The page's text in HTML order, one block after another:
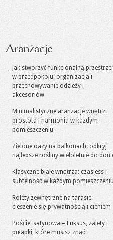
Aranżacje
Jak stworzyć funkcjonalną
w przedpokoju: organizacja i
przechowywanie odzieży i
akcesoriów
Minimalistyczne aranżacje wnętrz:
prostota i harmonia w każdym
pomieszczeniu
Zielone oazy na balkonach: odkryj
najlepsze rośliny wieloletnie do
Klasyczne białe wnętrza: czasless i
subtelność w każdym pomieszczeniu
Rolety zewnętrzne na tarasie:
cieszenie się prywatnością i cieniem
Pościel satynowa – Luksus, zalety i
pułapki, które musisz znać